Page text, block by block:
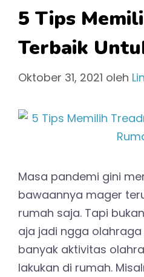
5 Tips
Terbaik
Oktober 31, 2021 oleh
Masa pandemi gini
bawaannya mager
rumah saja. Tapi
aja jadi ngga
banyak aktivitas
lakukan di rumah.